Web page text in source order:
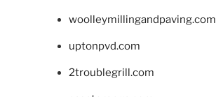
woolleymillingandpaving.com
uptonpvd.com
2troublegrill.com